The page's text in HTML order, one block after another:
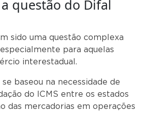
questão do Difal
sido uma questão complexa
para aquelas
interestadual.
se baseou na necessidade de
do ICMS entre os estados
das mercadorias em operações